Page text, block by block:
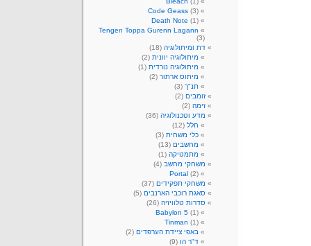
Code Geass (3)
Death Note (1)
Tengen Toppa Gurenn Lagann
(3)
דת ומיתולוגיה (18)
מיתולוגיה יוונית (2)
מיתולוגיה נורדית (1)
מיתוס ארתור (2)
תנ"ך (3)
זומבים (2)
זימה (2)
מדע וטכנולוגיה (36)
חלל (12)
כלי משחית (3)
מחשבים (13)
מתמטיקה (1)
משחקי מחשב (4)
Portal (2)
משחקי תפקידים (37)
סאגת רוכבי הארנבים (5)
סדרות טלוויזיה (26)
Babylon 5 (1)
Tinman (1)
באפי ציידת הערפדים (2)
ד"ר הו (9)